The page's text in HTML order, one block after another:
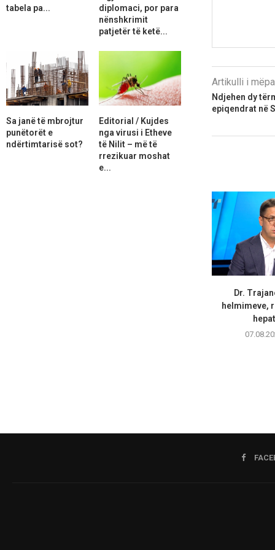
Artikulli i
Ndjehen dy
epiqendrat në
Dr.
helmimeve,
tabela pa...
diplomaci, por para
nënshkrimit
patjetër të ketë...
Sa janë të mbrojtur
punëtorët e
ndërtimtarisë sot?
Editorial / Kujdes
nga virusi i Etheve
të Nilit – më të
rrezikuar moshat
e...